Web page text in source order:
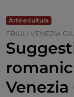
Arte e cultura
FRIULI VENEZIA
Venezia